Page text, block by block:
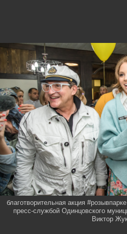
благотворительная акция
пресс-службой Одинцовского
Виктор